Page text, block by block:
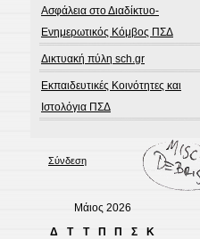
Ασφάλεια στο Διαδίκτυο-
Ενημερωτικός Κόμβος ΠΣΔ
Δικτυακή πύλη sch.gr
Εκπαιδευτικές Κοινότητες και
Ιστολόγια ΠΣΔ
Σύνδεση
Μάιος 2026
Δ
Τ Τ Π Π Σ
Κ